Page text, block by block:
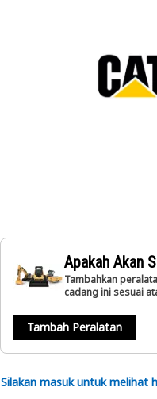
Apakah Akan
Tambahkan
cadang ini sesuai
Tambah Peralatan
Silakan masuk untuk melihat